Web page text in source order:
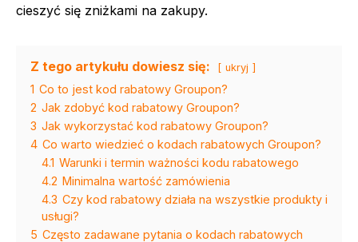
cieszyć się zniżkami na zakupy.
Z tego artykułu dowiesz się: ukryj
1 Co to jest kod rabatowy Groupon?
2 Jak zdobyć kod rabatowy Groupon?
3 Jak wykorzystać kod rabatowy Groupon?
4 Co warto wiedzieć o kodach rabatowych Groupon?
4.1 Warunki i termin ważności kodu rabatowego
4.2 Minimalna wartość zamówienia
4.3 Czy kod rabatowy działa na wszystkie produkty i
usługi?
5 Często zadawane pytania o kodach rabatowych